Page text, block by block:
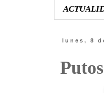
lunes, 8